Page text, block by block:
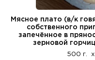
Мясное плато (в/к
собственного
запечённое в
зерновой
500 г. x